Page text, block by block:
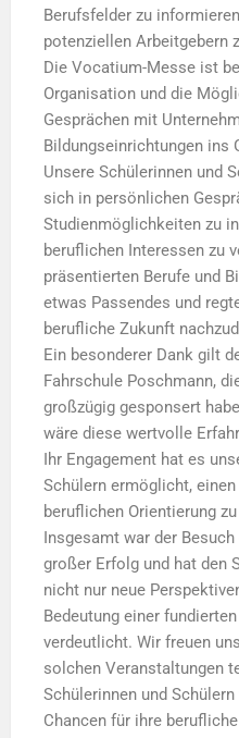
Berufsfelder zu
potenziellen Arbeitgebern
Die Vocatium-Messe ist
Organisation und die
Gesprächen mit
Bildungseinrichtungen ins
Unsere Schülerinnen und
sich in persönlichen
Studienmöglichkeiten zu
beruflichen Interessen zu
präsentierten Berufe und
etwas Passendes und
berufliche Zukunft
Ein besonderer Dank gilt
Fahrschule Poschmann,
großzügig gesponsert
wäre diese wertvolle
Ihr Engagement hat es
Schülern ermöglicht,
beruflichen Orientierung
Insgesamt war der
großer Erfolg und hat den
nicht nur neue
Bedeutung einer
verdeutlicht. Wir freuen
solchen Veranstaltungen
Schülerinnen und
Chancen für ihre